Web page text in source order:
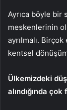
Ayrıca böyle bir
meskenlerinin
ayrılmalı.
kentsel
Ülkemizdeki
alındığında